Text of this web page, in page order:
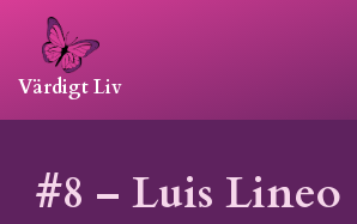
Hoppa
till
innehåll
Värdigt Liv
#8 – Luis Lineo